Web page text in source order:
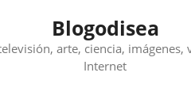
Blogodisea
arte, ciencia,
Internet